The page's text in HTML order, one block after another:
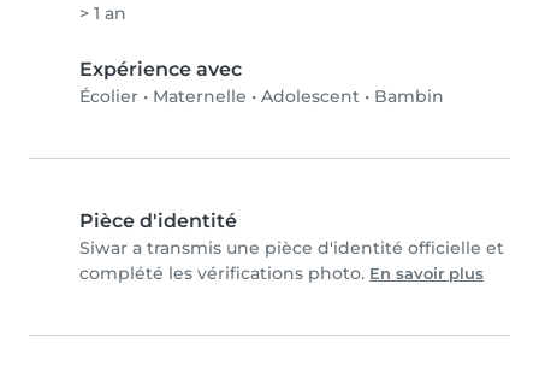
> 1 an
Expérience avec
Écolier • Maternelle • Adolescent • Bambin
Pièce d'identité
Siwar a transmis une pièce d'identité officielle et
complété les vérifications photo. En savoir plus